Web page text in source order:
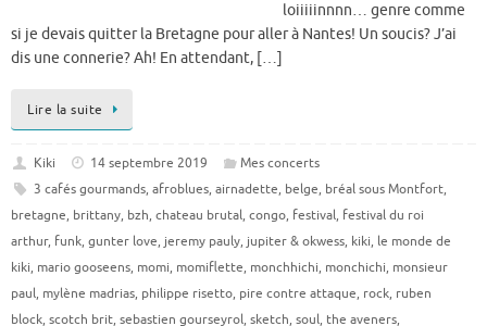
loiiiiinnnn… genre comme
si je devais quitter la Bretagne pour aller à Nantes! Un soucis? J’ai
dis une connerie? Ah! En attendant, […]
Lire la suite
Kiki 14 septembre 2019
Mes concerts
3 cafés gourmands, afroblues, airnadette, belge, bréal sous Montfort,
bretagne, brittany, bzh, chateau brutal, congo, festival, festival du roi
arthur, funk, gunter love, jeremy pauly, jupiter & okwess, kiki, le monde de
kiki, mario gooseens, momi, momiflette, monchhichi, monchichi, monsieur
paul, mylène madrias, philippe risetto, pire contre attaque, rock, ruben
block, scotch brit, sebastien gourseyrol, sketch, soul, the aveners,